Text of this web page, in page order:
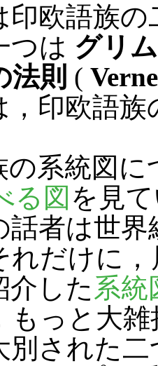
印欧語族
つは グリ
法則 (
，印欧語
系統図に
る図 を見
話者は世
れだけに
介した 系統
もっと大
別された